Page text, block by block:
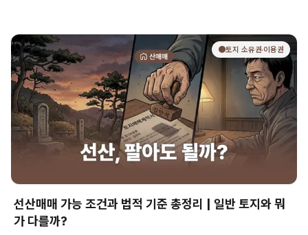
🟤토지 소유권·이용권
선산매매 가능 조건과 법적 기준 총정리 | 일반 토지와 뭐
가 다를까?